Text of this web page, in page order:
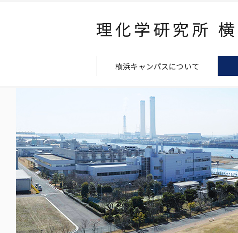
横浜キャンパスについて